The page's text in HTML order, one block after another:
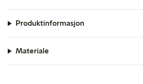
Produktinformasjon
Materiale